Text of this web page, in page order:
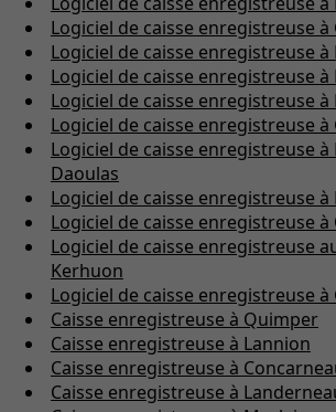
Logiciel de caisse enregistreuse à
Logiciel de caisse enregistreuse à
Logiciel de caisse enregistreuse
Logiciel de caisse enregistreuse
Logiciel de caisse enregistreuse à
Logiciel de caisse enregistreuse
Daoulas
Logiciel de caisse enregistreuse à
Logiciel de caisse enregistreuse
Logiciel de caisse enregistreuse
Kerhuon
Logiciel de caisse enregistreuse à
Caisse enregistreuse à Quimper
Caisse enregistreuse à Lannion
Caisse enregistreuse à
Caisse enregistreuse à